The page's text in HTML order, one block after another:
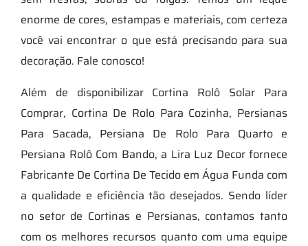
enorme de cores, estampas e materiais, com certeza
você vai encontrar o que está precisando para sua
decoração. Fale conosco!
Além de disponibilizar Cortina Rolô Solar Para
Comprar, Cortina De Rolo Para Cozinha, Persianas
Para Sacada, Persiana De Rolo Para Quarto e
Persiana Rolô Com Bando, a Lira Luz Decor fornece
Fabricante De Cortina De Tecido em Água Funda com
a qualidade e eficiência tão desejados. Sendo líder
no setor de Cortinas e Persianas, contamos tanto
com os melhores recursos quanto com uma equipe